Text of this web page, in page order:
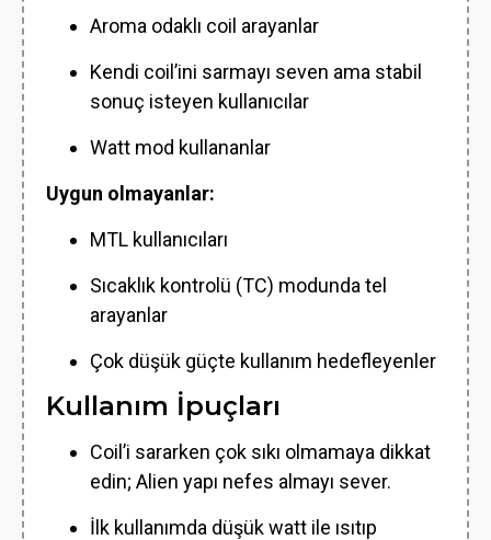
Aroma odaklı coil arayanlar
Kendi coil’ini sarmayı seven ama stabil
sonuç isteyen kullanıcılar
Watt mod kullananlar
Uygun olmayanlar:
MTL kullanıcıları
Sıcaklık kontrolü (TC) modunda tel
arayanlar
Çok düşük güçte kullanım hedefleyenler
Kullanım İpuçları
Coil’i sararken çok sıkı olmamaya dikkat
edin; Alien yapı nefes almayı sever.
İlk kullanımda düşük watt ile ısıtıp